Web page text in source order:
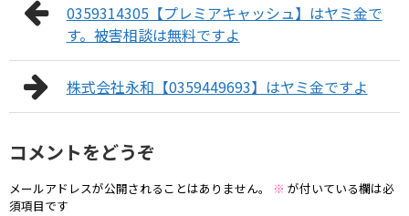
0359314305【プレミアキャッシュ】はヤミ金で
す。被害相談は無料ですよ
株式会社永和【0359449693】はヤミ金ですよ
コメントをどうぞ
メールアドレスが公開されることはありません。 ※ が付いている欄は必
須項目です